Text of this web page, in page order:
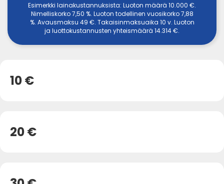
Esimerkki lainakustannuksista: Luoton määrä 10.000 €.
Nimelliskorko 7,50 %. Luoton todellinen vuosikorko 7,88
%. Avausmaksu 49 €. Takaisinmaksuaika 10 v. Luoton
ja luottokustannusten yhteismäärä 14.314 €.
10 €
20 €